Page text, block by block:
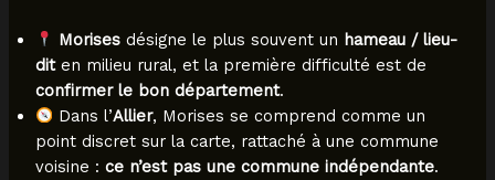
Morises désigne le plus souvent un hameau / lieu-
diten milieu rural, et la première difficulté est de
confirmer le bon département.
Dans l’Allier, Morises se comprend comme un
point discret sur la carte, rattaché à une commune
voisine : ce n’est pas une commune indépendante.